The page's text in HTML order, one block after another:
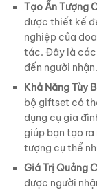
Tạo Ấn Tượng
được thiết kế
nghiệp của
tác. Đây là
đến người nhận.
Khả Năng Tùy
bộ giftset có
dụng cụ gia
giúp bạn tạo
tượng cụ thể
Giá Trị Quảng
được người